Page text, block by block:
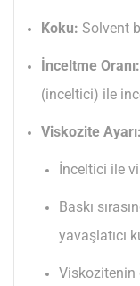
Koku: Solvent
İnceltme Oranı:
(inceltici) ile
Viskozite Ayarı:
İnceltici ile
Baskı
yavaşlatıcı
Viskozitenin